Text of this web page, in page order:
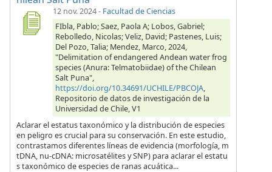
12 nov. 2024- Facultad de Ciencias
FIbla, Pablo; Saez, Paola A; Lobos, Gabriel;
Rebolledo, Nicolas; Veliz, David; Pastenes, Luis;
Del Pozo, Talia; Mendez, Marco, 2024,
"Delimitation of endangered Andean water frog
species (Anura: Telmatobiidae) of the Chilean
Salt Puna",
https://doi.org/10.34691/UCHILE/PBCOJA,
Repositorio de datos de investigación de la
Universidad de Chile, V1
Aclarar el estatus taxonómico y la distribución de especies
en peligro es crucial para su conservación. En este estudio,
contrastamos diferentes líneas de evidencia (morfología, m
tDNA, nu-cDNA: microsatélites y SNP) para aclarar el estatu
s taxonómico de especies de ranas acuática...